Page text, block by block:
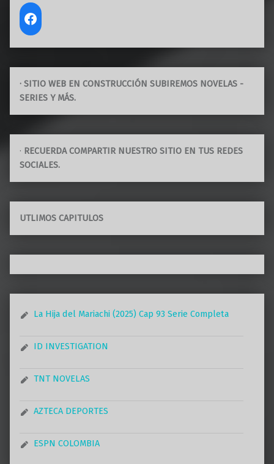
· SITIO WEB EN CONSTRUCCIÓN SUBIREMOS NOVELAS -
SERIES Y MÁS.
· RECUERDA COMPARTIR NUESTRO SITIO EN TUS REDES
SOCIALES.
UTLIMOS CAPITULOS
La Hija del Mariachi (2025) Cap 93 Serie Completa
ID INVESTIGATION
TNT NOVELAS
AZTECA DEPORTES
ESPN COLOMBIA